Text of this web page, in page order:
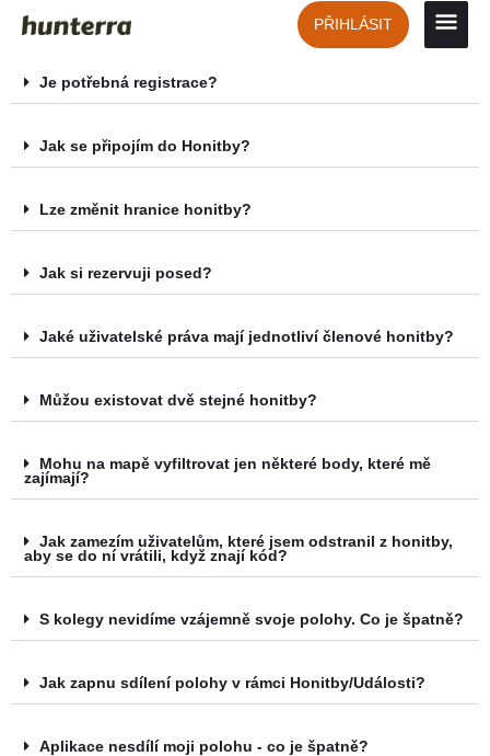
PŘIHLÁSIT
Je potřebná registrace?
Jak se připojím do Honitby?
Lze změnit hranice honitby?
Jak si rezervuji posed?
Jaké uživatelské práva mají jednotliví členové honitby?
Můžou existovat dvě stejné honitby?
Mohu na mapě vyfiltrovat jen některé body, které mě
zajímají?
Jak zamezím uživatelům, které jsem odstranil z honitby,
aby se do ní vrátili, když znají kód?
S kolegy nevidíme vzájemně svoje polohy. Co je špatně?
Jak zapnu sdílení polohy v rámci Honitby/Události?
Aplikace nesdílí moji polohu - co je špatně?